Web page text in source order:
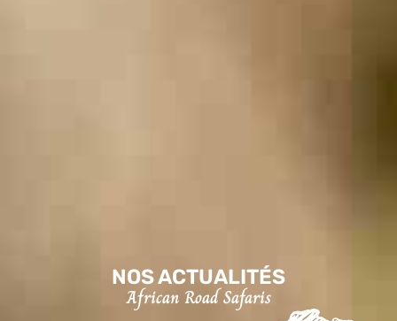
NOS ACTUALITÉS
African Road Safaris